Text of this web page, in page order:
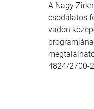
A Nagy
csodálatos
vadon
4824/2700-